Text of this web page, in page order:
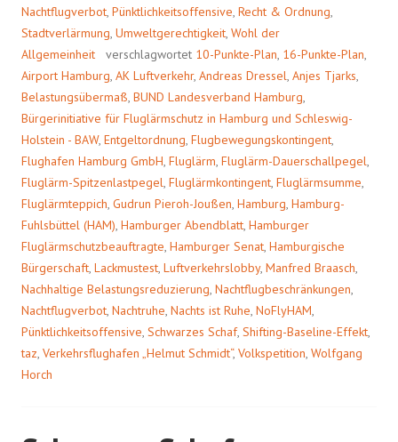
Nachtflugverbot, Pünktlichkeitsoffensive, Recht & Ordnung,
Stadtverlärmung, Umweltgerechtigkeit, Wohl der
Allgemeinheit
verschlagwortet 10-Punkte-Plan, 16-Punkte-Plan,
Airport Hamburg, AK Luftverkehr, Andreas Dressel, Anjes Tjarks,
Belastungsübermaß, BUND Landesverband Hamburg,
Bürgerinitiative für Fluglärmschutz in Hamburg und Schleswig-
Holstein - BAW, Entgeltordnung, Flugbewegungskontingent,
Flughafen Hamburg GmbH, Fluglärm, Fluglärm-Dauerschallpegel,
Fluglärm-Spitzenlastpegel, Fluglärmkontingent, Fluglärmsumme,
Fluglärmteppich, Gudrun Pieroh-Joußen, Hamburg, Hamburg-
Fuhlsbüttel (HAM), Hamburger Abendblatt, Hamburger
Fluglärmschutzbeauftragte, Hamburger Senat, Hamburgische
Bürgerschaft, Lackmustest, Luftverkehrslobby, Manfred Braasch,
Nachhaltige Belastungsreduzierung, Nachtflugbeschränkungen,
Nachtflugverbot, Nachtruhe, Nachts ist Ruhe, NoFlyHAM,
Pünktlichkeitsoffensive, Schwarzes Schaf, Shifting-Baseline-Effekt,
taz, Verkehrsflughafen „Helmut Schmidt“, Volkspetition, Wolfgang
Horch